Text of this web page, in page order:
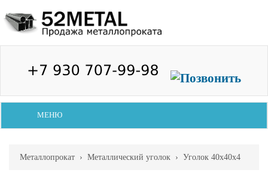
МЕНЮ
Металлопрокат › Металлический уголок › Уголок 40х40х4